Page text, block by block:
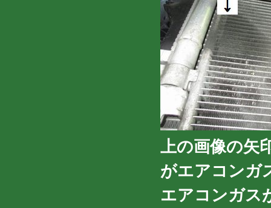
上の画像の矢
がエアコンガ
エアコンガス